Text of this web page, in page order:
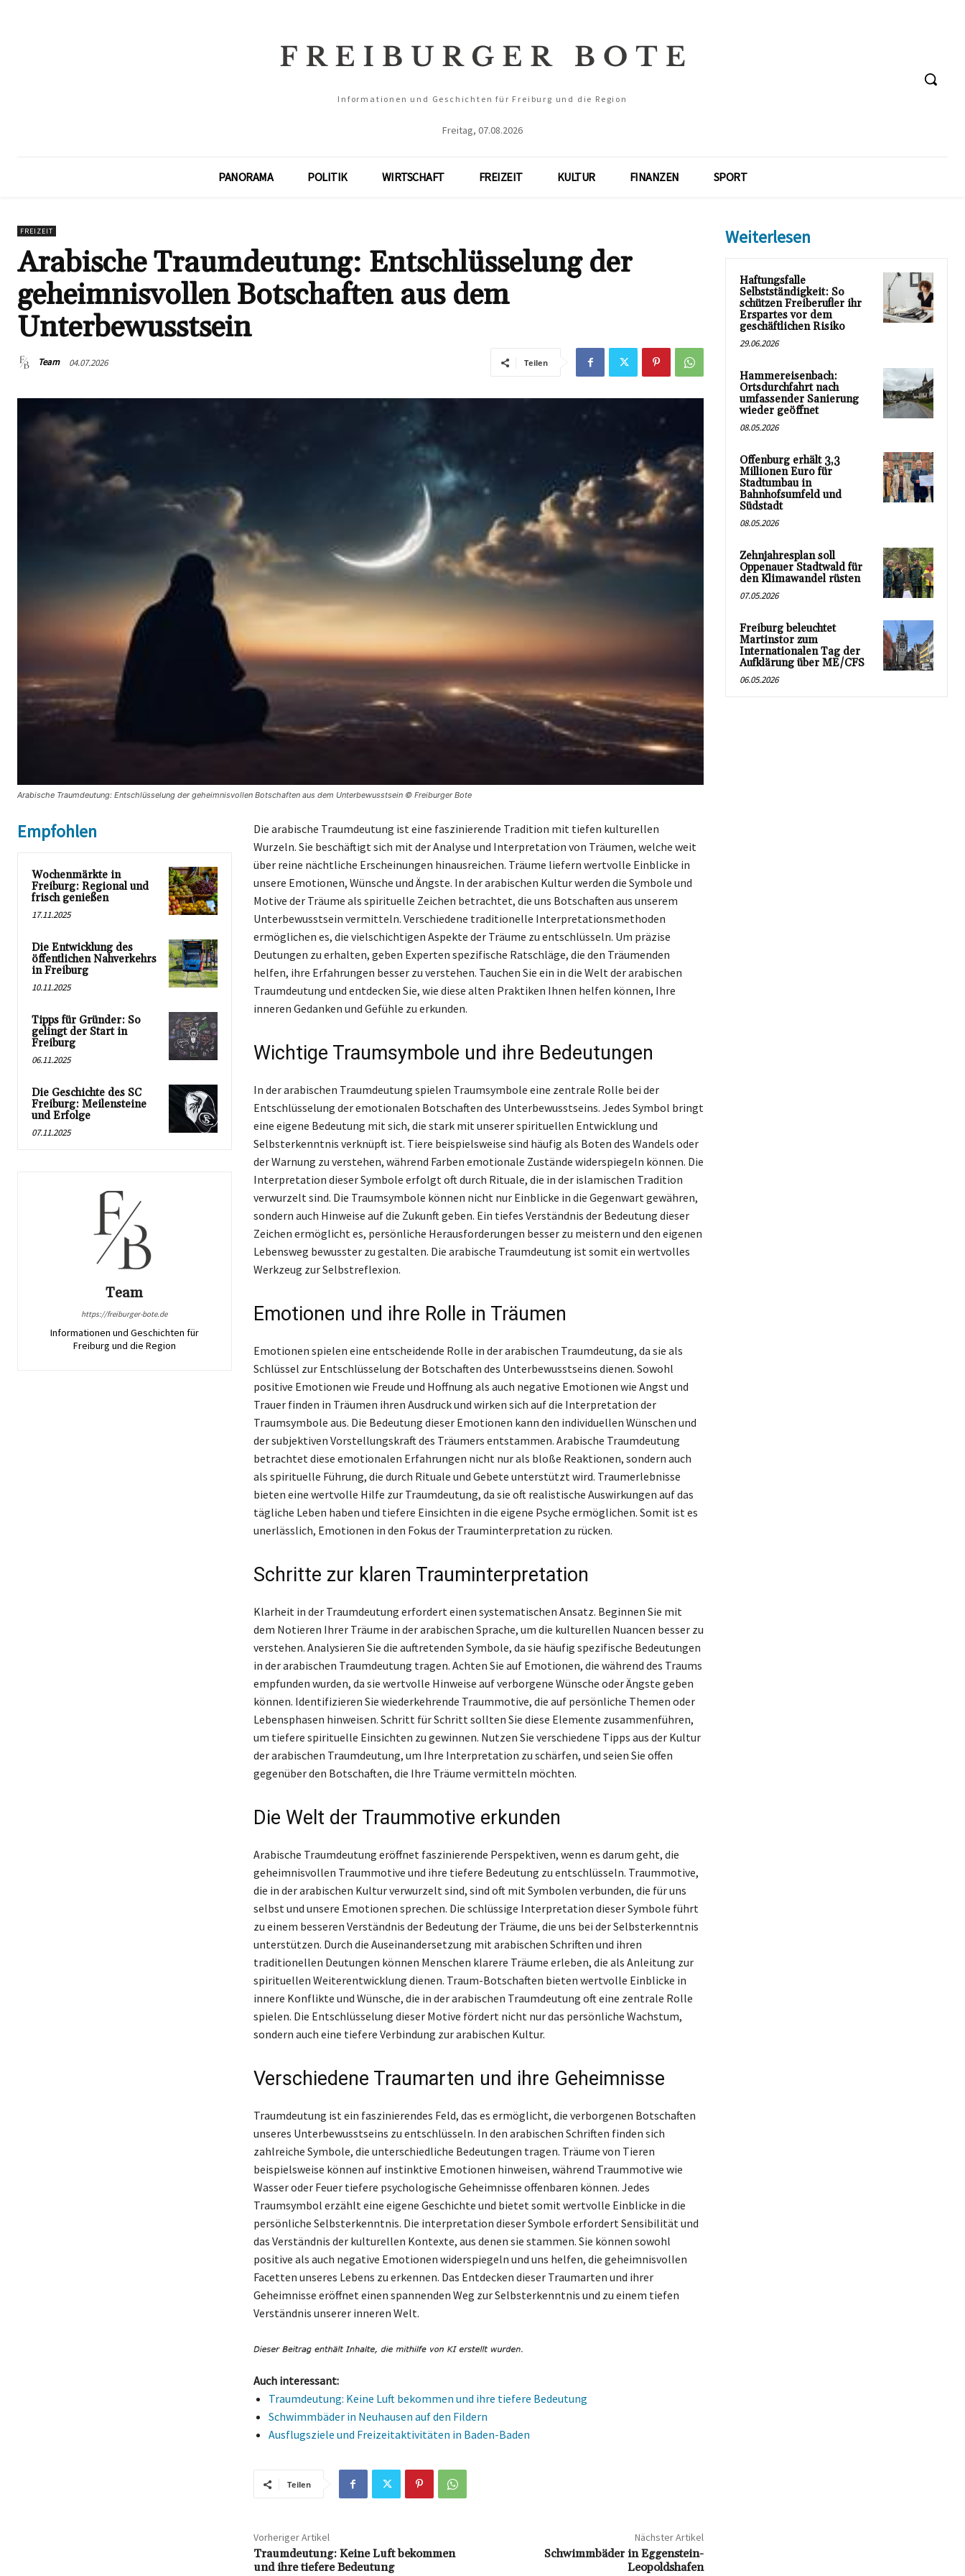
Informationen und Geschichten für Freiburg und die Region
Freitag, 07.08.2026
PANORAMA POLITIK WIRTSCHAFT FREIZEIT KULTUR FINANZEN SPORT
FREIZEIT
Arabische Traumdeutung: Entschlüsselung der
geheimnisvollen Botschaften aus dem
Unterbewusstsein
Team 04.07.2026 Teilen
Arabische Traumdeutung: Entschlüsselung der geheimnisvollen Botschaften aus dem Unterbewusstsein © Freiburger Bote
Empfohlen
Wochenmärkte in
Freiburg: Regional und
frisch genießen
17.11.2025
Die Entwicklung des
öffentlichen Nahverkehrs
in Freiburg
10.11.2025
Tipps für Gründer: So
gelingt der Start in
Freiburg
06.11.2025
Die Geschichte des SC
Freiburg: Meilensteine
und Erfolge
07.11.2025
Team
https://freiburger-bote.de
Informationen und Geschichten für
Freiburg und die Region
Die arabische Traumdeutung ist eine faszinierende Tradition mit tiefen kulturellen
Wurzeln. Sie beschäftigt sich mit der Analyse und Interpretation von Träumen, welche weit
über reine nächtliche Erscheinungen hinausreichen. Träume liefern wertvolle Einblicke in
unsere Emotionen, Wünsche und Ängste. In der arabischen Kultur werden die Symbole und
Motive der Träume als spirituelle Zeichen betrachtet, die uns Botschaften aus unserem
Unterbewusstsein vermitteln. Verschiedene traditionelle Interpretationsmethoden
ermöglichen es, die vielschichtigen Aspekte der Träume zu entschlüsseln. Um präzise
Deutungen zu erhalten, geben Experten spezifische Ratschläge, die den Träumenden
helfen, ihre Erfahrungen besser zu verstehen. Tauchen Sie ein in die Welt der arabischen
Traumdeutung und entdecken Sie, wie diese alten Praktiken Ihnen helfen können, Ihre
inneren Gedanken und Gefühle zu erkunden.
Wichtige Traumsymbole und ihre Bedeutungen
In der arabischen Traumdeutung spielen Traumsymbole eine zentrale Rolle bei der
Entschlüsselung der emotionalen Botschaften des Unterbewusstseins. Jedes Symbol bringt
eine eigene Bedeutung mit sich, die stark mit unserer spirituellen Entwicklung und
Selbsterkenntnis verknüpft ist. Tiere beispielsweise sind häufig als Boten des Wandels oder
der Warnung zu verstehen, während Farben emotionale Zustände widerspiegeln können. Die
Interpretation dieser Symbole erfolgt oft durch Rituale, die in der islamischen Tradition
verwurzelt sind. Die Traumsymbole können nicht nur Einblicke in die Gegenwart gewähren,
sondern auch Hinweise auf die Zukunft geben. Ein tiefes Verständnis der Bedeutung dieser
Zeichen ermöglicht es, persönliche Herausforderungen besser zu meistern und den eigenen
Lebensweg bewusster zu gestalten. Die arabische Traumdeutung ist somit ein wertvolles
Werkzeug zur Selbstreflexion.
Emotionen und ihre Rolle in Träumen
Emotionen spielen eine entscheidende Rolle in der arabischen Traumdeutung, da sie als
Schlüssel zur Entschlüsselung der Botschaften des Unterbewusstseins dienen. Sowohl
positive Emotionen wie Freude und Hoffnung als auch negative Emotionen wie Angst und
Trauer finden in Träumen ihren Ausdruck und wirken sich auf die Interpretation der
Traumsymbole aus. Die Bedeutung dieser Emotionen kann den individuellen Wünschen und
der subjektiven Vorstellungskraft des Träumers entstammen. Arabische Traumdeutung
betrachtet diese emotionalen Erfahrungen nicht nur als bloße Reaktionen, sondern auch
als spirituelle Führung, die durch Rituale und Gebete unterstützt wird. Traumerlebnisse
bieten eine wertvolle Hilfe zur Traumdeutung, da sie oft realistische Auswirkungen auf das
tägliche Leben haben und tiefere Einsichten in die eigene Psyche ermöglichen. Somit ist es
unerlässlich, Emotionen in den Fokus der Trauminterpretation zu rücken.
Schritte zur klaren Trauminterpretation
Klarheit in der Traumdeutung erfordert einen systematischen Ansatz. Beginnen Sie mit
dem Notieren Ihrer Träume in der arabischen Sprache, um die kulturellen Nuancen besser zu
verstehen. Analysieren Sie die auftretenden Symbole, da sie häufig spezifische Bedeutungen
in der arabischen Traumdeutung tragen. Achten Sie auf Emotionen, die während des Traums
empfunden wurden, da sie wertvolle Hinweise auf verborgene Wünsche oder Ängste geben
können. Identifizieren Sie wiederkehrende Traummotive, die auf persönliche Themen oder
Lebensphasen hinweisen. Schritt für Schritt sollten Sie diese Elemente zusammenführen,
um tiefere spirituelle Einsichten zu gewinnen. Nutzen Sie verschiedene Tipps aus der Kultur
der arabischen Traumdeutung, um Ihre Interpretation zu schärfen, und seien Sie offen
gegenüber den Botschaften, die Ihre Träume vermitteln möchten.
Die Welt der Traummotive erkunden
Arabische Traumdeutung eröffnet faszinierende Perspektiven, wenn es darum geht, die
geheimnisvollen Traummotive und ihre tiefere Bedeutung zu entschlüsseln. Traummotive,
die in der arabischen Kultur verwurzelt sind, sind oft mit Symbolen verbunden, die für uns
selbst und unsere Emotionen sprechen. Die schlüssige Interpretation dieser Symbole führt
zu einem besseren Verständnis der Bedeutung der Träume, die uns bei der Selbsterkenntnis
unterstützen. Durch die Auseinandersetzung mit arabischen Schriften und ihren
traditionellen Deutungen können Menschen klarere Träume erleben, die als Anleitung zur
spirituellen Weiterentwicklung dienen. Traum-Botschaften bieten wertvolle Einblicke in
innere Konflikte und Wünsche, die in der arabischen Traumdeutung oft eine zentrale Rolle
spielen. Die Entschlüsselung dieser Motive fördert nicht nur das persönliche Wachstum,
sondern auch eine tiefere Verbindung zur arabischen Kultur.
Verschiedene Traumarten und ihre Geheimnisse
Traumdeutung ist ein faszinierendes Feld, das es ermöglicht, die verborgenen Botschaften
unseres Unterbewusstseins zu entschlüsseln. In den arabischen Schriften finden sich
zahlreiche Symbole, die unterschiedliche Bedeutungen tragen. Träume von Tieren
beispielsweise können auf instinktive Emotionen hinweisen, während Traummotive wie
Wasser oder Feuer tiefere psychologische Geheimnisse offenbaren können. Jedes
Traumsymbol erzählt eine eigene Geschichte und bietet somit wertvolle Einblicke in die
persönliche Selbsterkenntnis. Die interpretation dieser Symbole erfordert Sensibilität und
das Verständnis der kulturellen Kontexte, aus denen sie stammen. Sie können sowohl
positive als auch negative Emotionen widerspiegeln und uns helfen, die geheimnisvollen
Facetten unseres Lebens zu erkennen. Das Entdecken dieser Traumarten und ihrer
Geheimnisse eröffnet einen spannenden Weg zur Selbsterkenntnis und zu einem tiefen
Verständnis unserer inneren Welt.
Auch interessant:
Traumdeutung: Keine Luft bekommen und ihre tiefere Bedeutung
Schwimmbäder in Neuhausen auf den Fildern
Ausflugsziele und Freizeitaktivitäten in Baden-Baden
Teilen
Vorheriger Artikel
Traumdeutung: Keine Luft bekommen
und ihre tiefere Bedeutung
Nächster Artikel
Schwimmbäder in Eggenstein-
Leopoldshafen
Weiterlesen
Haftungsfalle
Selbstständigkeit: So
schützen Freiberufler ihr
Erspartes vor dem
geschäftlichen Risiko
29.06.2026
Hammereisenbach:
Ortsdurchfahrt nach
umfassender Sanierung
wieder geöffnet
08.05.2026
Offenburg erhält 3,3
Millionen Euro für
Stadtumbau in
Bahnhofsumfeld und
Südstadt
08.05.2026
Zehnjahresplan soll
Oppenauer Stadtwald für
den Klimawandel rüsten
07.05.2026
Freiburg beleuchtet
Martinstor zum
Internationalen Tag der
Aufklärung über ME/CFS
06.05.2026